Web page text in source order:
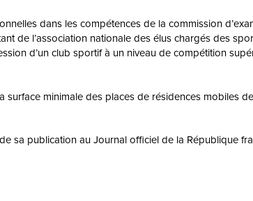
dans les compétences de la commission
de l’association nationale des élus chargés des
d’un club sportif à un niveau de compétition
minimale des places de résidences mobiles
sa publication au Journal officiel de la République